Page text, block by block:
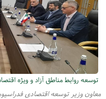
توسعه روابط مناطق آزاد و ویژه
معاون وزیر توسعه اقتصادی